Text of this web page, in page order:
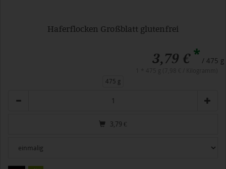
Haferflocken Großblatt glutenfrei
3,79 €* / 475 g
475 g
3,79 €